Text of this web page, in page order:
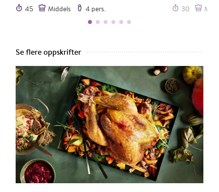
45 Middels 4 pers. 30
1 2 3 4 5 6
Se flere oppskrifter